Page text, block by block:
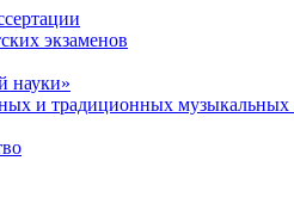
экзаменов
науки»
и традиционных музыкальных